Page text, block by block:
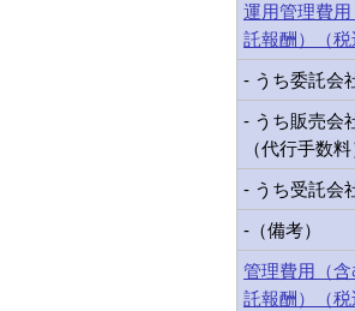
運用管理費
託報酬）（税
- うち委託会
- うち販売会
（代行手数料
- うち受託会
-（備考）
管理費用（
託報酬）（税